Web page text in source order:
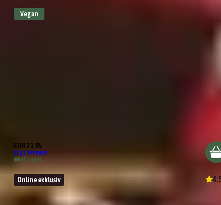
Vegan
EUR 21.95
zzgl. Versand
Auf Lager
Online exklusiv